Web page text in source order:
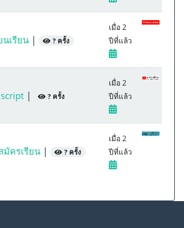
นเรียน | ? ครั้ง
เมื่อ 2
ปีที่แล้ว
| ? ครั้ง
เมื่อ 2
ปีที่แล้ว
มัครเรียน | ? ครั้ง
เมื่อ 2
ปีที่แล้ว